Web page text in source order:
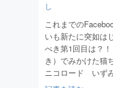
し
これまでの
いも新たに突如は
べき第1回目は？
き）でみかけた猫
ニコロード いず